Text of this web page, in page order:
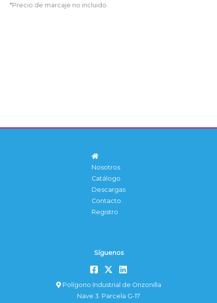
*Precio de marcaje no incluido.
Nosotros
Catálogo
Descargas
Contacto
Registro
Síguenos
Polígono Industrial de Onzonilla
Nave 3. Parcela G-17